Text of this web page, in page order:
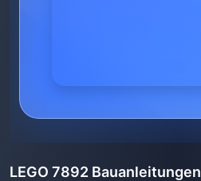
LEGO 7892 Bauanleitungen